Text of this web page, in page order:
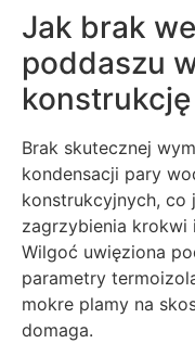
Jak brak
poddaszu
Brak skutecznej
kondensacji pary
konstrukcyjnych, co
zagrzybienia krokwi
Wilgoć uwięziona
parametry
mokre plamy na
domaga.